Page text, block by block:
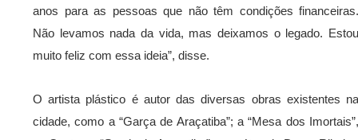
anos para as pessoas que não têm condições financeiras.
Não levamos nada da vida, mas deixamos o legado. Estou
muito feliz com essa ideia”, disse.
O artista plástico é autor das diversas obras existentes na
cidade, como a “Garça de Araçatiba”; a “Mesa dos Imortais”,